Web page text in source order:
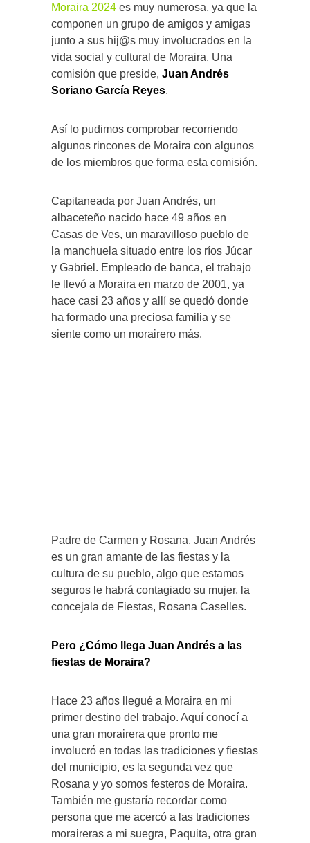
Moraira 2024 es muy numerosa, ya que la
componen un grupo de amigos y amigas
junto a sus hij@s muy involucrados en la
vida social y cultural de Moraira. Una
comisión que preside, Juan Andrés
Soriano García Reyes.
Así lo pudimos comprobar recorriendo
algunos rincones de Moraira con algunos
de los miembros que forma esta comisión.
Capitaneada por Juan Andrés, un
albaceteño nacido hace 49 años en
Casas de Ves, un maravilloso pueblo de
la manchuela situado entre los ríos Júcar
y Gabriel. Empleado de banca, el trabajo
le llevó a Moraira en marzo de 2001, ya
hace casi 23 años y allí se quedó donde
ha formado una preciosa familia y se
siente como un morairero más.
Padre de Carmen y Rosana, Juan Andrés
es un gran amante de las fiestas y la
cultura de su pueblo, algo que estamos
seguros le habrá contagiado su mujer, la
concejala de Fiestas, Rosana Caselles.
Pero ¿Cómo llega Juan Andrés a las
fiestas de Moraira?
Hace 23 años llegué a Moraira en mi
primer destino del trabajo. Aquí conocí a
una gran morairera que pronto me
involucró en todas las tradiciones y fiestas
del municipio, es la segunda vez que
Rosana y yo somos festeros de Moraira.
También me gustaría recordar como
persona que me acercó a las tradiciones
moraireras a mi suegra, Paquita, otra gran